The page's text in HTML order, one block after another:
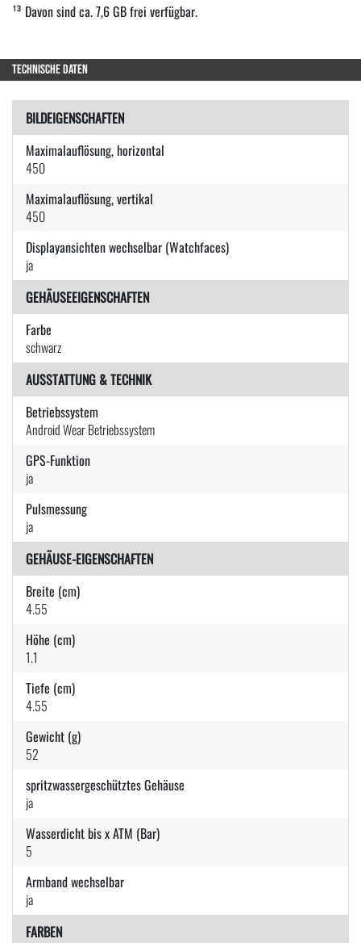
¹³ Davon sind ca. 7,6 GB frei verfügbar.
TECHNISCHE DATEN
BILDEIGENSCHAFTEN
Maximalauflösung, horizontal
450
Maximalauflösung, vertikal
450
Displayansichten wechselbar (Watchfaces)
ja
GEHÄUSEEIGENSCHAFTEN
Farbe
schwarz
AUSSTATTUNG & TECHNIK
Betriebssystem
Android Wear Betriebssystem
GPS-Funktion
ja
Pulsmessung
ja
GEHÄUSE-EIGENSCHAFTEN
Breite (cm)
4.55
Höhe (cm)
1.1
Tiefe (cm)
4.55
Gewicht (g)
52
spritzwassergeschütztes Gehäuse
ja
Wasserdicht bis x ATM (Bar)
5
Armband wechselbar
ja
FARBEN